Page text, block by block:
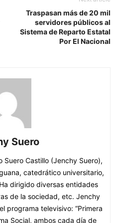
Traspasan más de 20 mil
servidores públicos al
Sistema de Reparto Estatal
Por El Nacional
Suero
Suero Castillo (Jenchy Suero),
catedrático universitario,
dirigido diversas entidades
de la sociedad, etc. Jenchy
programa televisivo: “Primera
Social, ambos cada día de